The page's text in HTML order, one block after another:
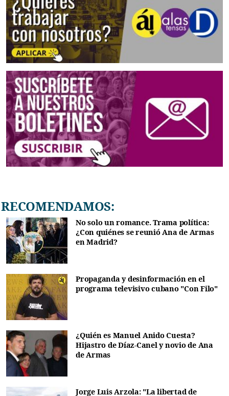
RECOMENDAMOS:
No solo un romance. Trama política:
¿Con quiénes se reunió Ana de Armas
en Madrid?
Propaganda y desinformación en el
programa televisivo cubano "Con Filo"
¿Quién es Manuel Anido Cuesta?
Hijastro de Díaz-Canel y novio de Ana
de Armas
Jorge Luis Arzola: "La libertad de